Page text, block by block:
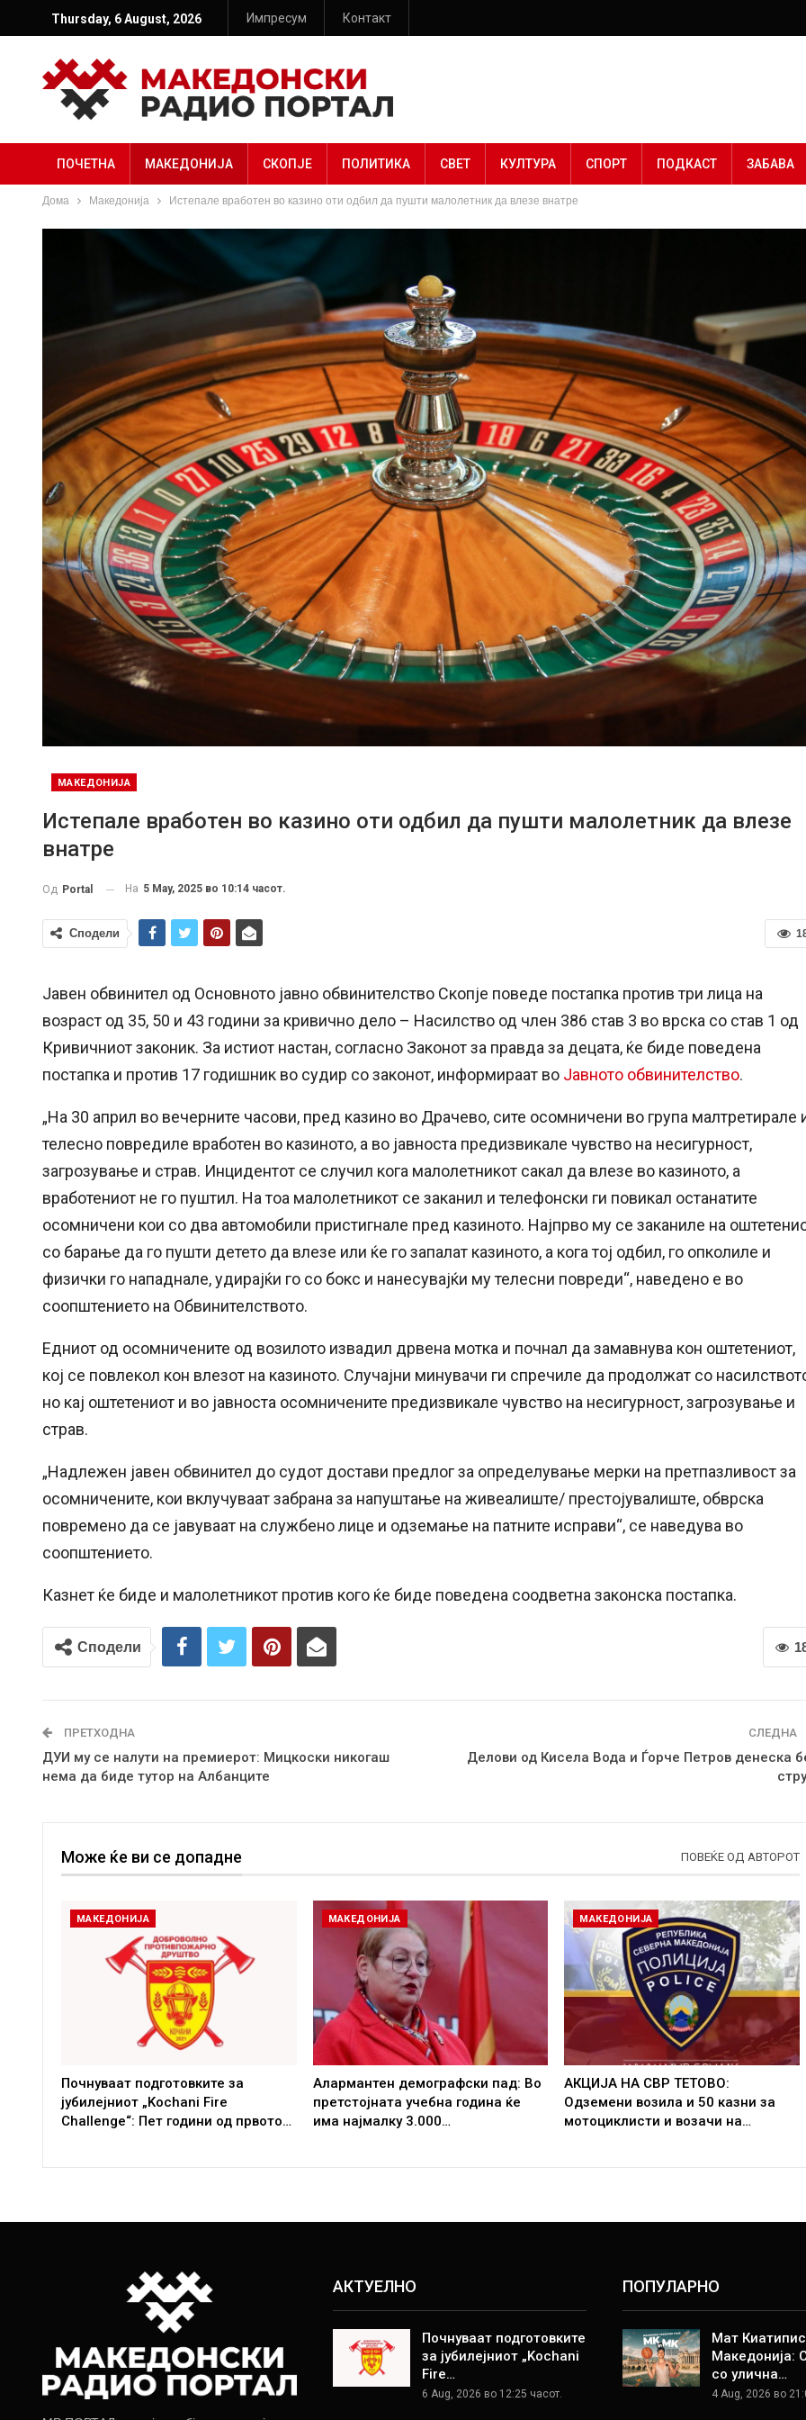
Thursday, 6 August, 2026 Импресум Контакт
ПОЧЕТНА МАКЕДОНИЈА СКОПЈЕ ПОЛИТИКА СВЕТ КУЛТУРА СПОРТ ПОДКАСТ ЗАБАВА
Дома Македонија Истепале вработен во казино оти одбил да пушти малолетник да влезе внатре
МАКЕДОНИЈА
Истепале вработен во казино оти одбил да пушти малолетник да влезе
внатре
Од Portal На 5 May, 2025 во 10:14 часот.
Сподели
Јавен обвинител од Основното јавно обвинителство Скопје поведе постапка против три лица на
возраст од 35, 50 и 43 години за кривично дело – Насилство од член 386 став 3 во врска со став 1 од
Кривичниот законик. За истиот настан, согласно Законот за правда за децата, ќе биде поведена
постапка и против 17 годишник во судир со законот, информираат во Јавното обвинителство.
„На 30 април во вечерните часови, пред казино во Драчево, сите осомничени во група малтретирале
телесно повредиле вработен во казиното, а во јавноста предизвикале чувство на несигурност,
загрозување и страв. Инцидентот се случил кога малолетникот сакал да влезе во казиното, а
вработениот не го пуштил. На тоа малолетникот се заканил и телефонски ги повикал останатите
осомничени кои со два автомобили пристигнале пред казиното. Најпрво му се заканиле на
со барање да го пушти детето да влезе или ќе го запалат казиното, а кога тој одбил, го опколиле и
физички го нападнале, удирајќи го со бокс и нанесувајќи му телесни повреди“, наведено е во
соопштението на Обвинителството.
Едниот од осомничените од возилото извадил дрвена мотка и почнал да замавнува кон оштетениот,
кој се повлекол кон влезот на казиното. Случајни минувачи ги спречиле да продолжат со
но кај оштетениот и во јавноста осомничените предизвикале чувство на несигурност, загрозување и
страв.
„Надлежен јавен обвинител до судот достави предлог за определување мерки на претпазливост за
осомничените, кои вклучуваат забрана за напуштање на живеалиште/ престојувалиште, обврска
повремено да се јавуваат на службено лице и одземање на патните исправи“, се наведува во
соопштението.
Казнет ќе биде и малолетникот против кого ќе биде поведена соодветна законска постапка.
Сподели
ПРЕТХОДНА
ДУИ му се налути на премиерот: Мицкоски никогаш
нема да биде тутор на Албанците
СЛЕДНА
Делови од Кисела Вода и Ѓорче Петров денеска
Може ќе ви се допадне ПОВЕЌЕ ОД АВТОРОТ
МАКЕДОНИЈА
Почнуваат подготовките за
јубилејниот „Kochani Fire
Challenge“: Пет години од првото…
МАКЕДОНИЈА
Алармантен демографски пад: Во
претстојната учебна година ќе
има најмалку 3.000…
МАКЕДОНИЈА
АКЦИЈА НА СВР ТЕТОВО:
Одземени возила и 50 казни за
мотоциклисти и возачи на…
АКТУЕЛНО
Почнуваат подготовките
за јубилејниот „Kochani
Fire…
6 Aug, 2026 во 12:25 часот.
ПОПУЛАРНО
Мат
Македонија:
со улична…
4 Aug, 2026 во